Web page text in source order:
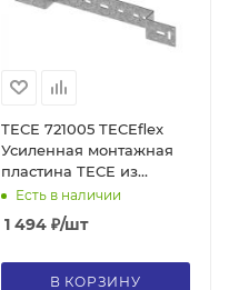
TECE 721005 TECEflex
Усиленная монтажная
пластина TECE из
оцинкованной стали 3
мм для трех настенных
уголков, шаг вращения
Есть в наличии
1 494₽/шт
В КОРЗИНУ